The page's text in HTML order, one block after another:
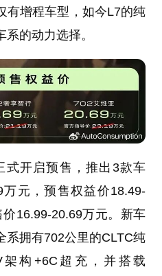
有增程车型，如今L7的纯
的动力选择。
式开启预售，推出3款车
元，预售权益价18.49-
16.99-20.69万元。新车
系拥有702公里的CLTC纯
构+6C超充，并搭载